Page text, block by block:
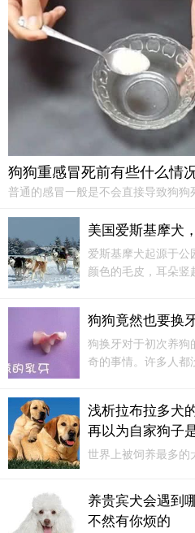
狗狗重感冒死前有些什么情
普通的感冒一般是不会直接导致狗
展至严重有可能转为支气管炎或是
狗死亡前很可能会出现呼吸急促且困
红肿、严重脱水、休克、肠套叠等情
美国爱斯基摩犬
爱斯基摩犬起源于公
颜色的毛皮，耳朵竖
与它身体的比例恰当。
狗狗竟然也要换
狗换牙对于初次养狗
奇的事情。许多人都
以下的幼犬养起的家
浅析拉布拉多犬
再以为自家狗子
世界上被饲养最多的
利许多。拉布拉多犬
场景下的工作，对人
养贵宾犬会遇到
不然有你烦的